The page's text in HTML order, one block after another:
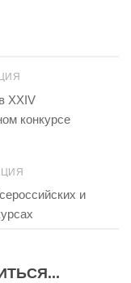
XXIV
конкурсе
и